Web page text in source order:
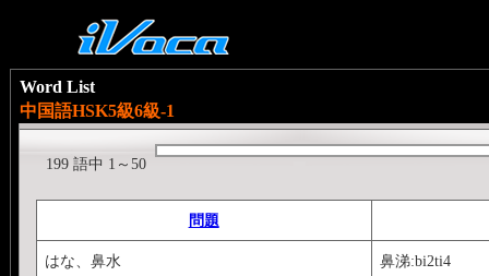
Word List
中国語HSK5級6級-1
199 語中 1～50
問題
はな、鼻水 鼻涕:bi2ti4